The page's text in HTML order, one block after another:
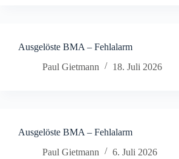
Ausgelöste BMA – Fehlalarm
Paul Gietmann
18. Juli 2026
Ausgelöste BMA – Fehlalarm
Paul Gietmann
6. Juli 2026